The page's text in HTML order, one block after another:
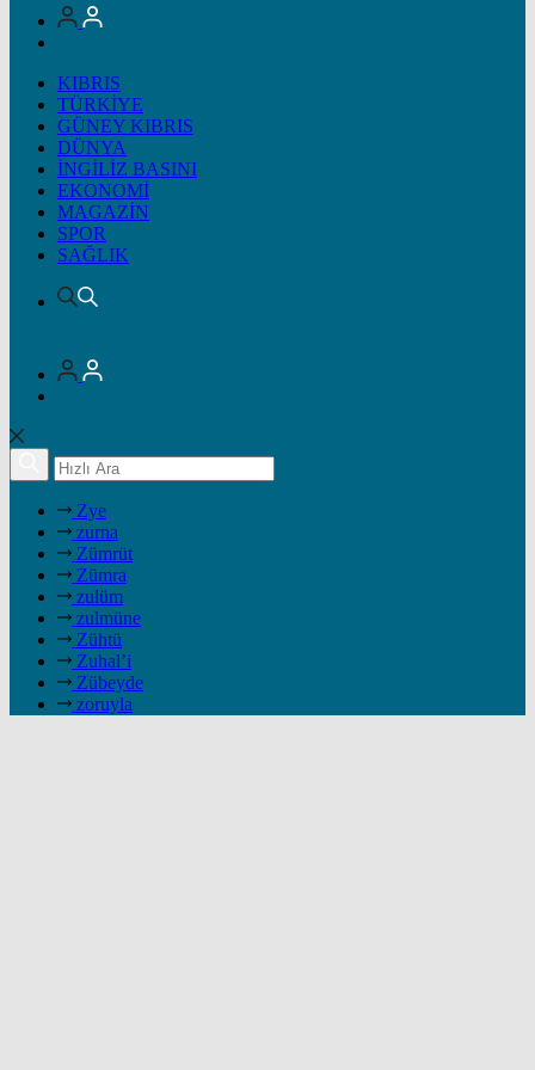
KIBRIS
TÜRKİYE
GÜNEY KIBRIS
DÜNYA
İNGİLİZ BASINI
EKONOMİ
MAGAZİN
SPOR
SAĞLIK
Zye
zurna
Zümrüt
Zümra
zulüm
zulmüne
Zühtü
Zuhal’i
Zübeyde
zoruyla